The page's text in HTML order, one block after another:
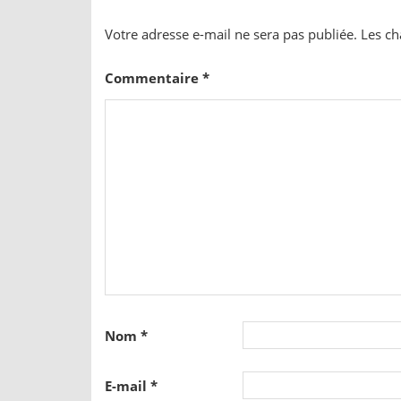
Votre adresse e-mail ne sera pas publiée. Les
Commentaire *
Nom *
E-mail *